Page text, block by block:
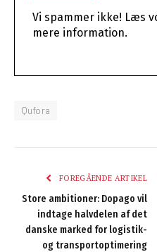
Vi spammer ikke! Læs
mere information.
Qufora
FOREGÅENDE ARTIKEL
Store ambitioner: Dopago vil
indtage halvdelen af det
danske marked for logistik-
og transportoptimering